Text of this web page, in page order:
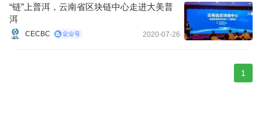
“链”上普洱，云南省区块链中心走进大美普
洱
CECBC 2020-07-26
1